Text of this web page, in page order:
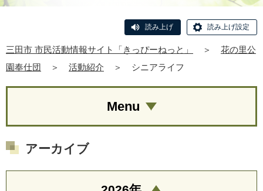
読み上げ 読み上げ設定
三田市 市民活動情報サイト「きっぴーねっと」 ＞
花の里公
園奉仕団
＞ 活動紹介 ＞ シニアライフ
Menu
アーカイブ